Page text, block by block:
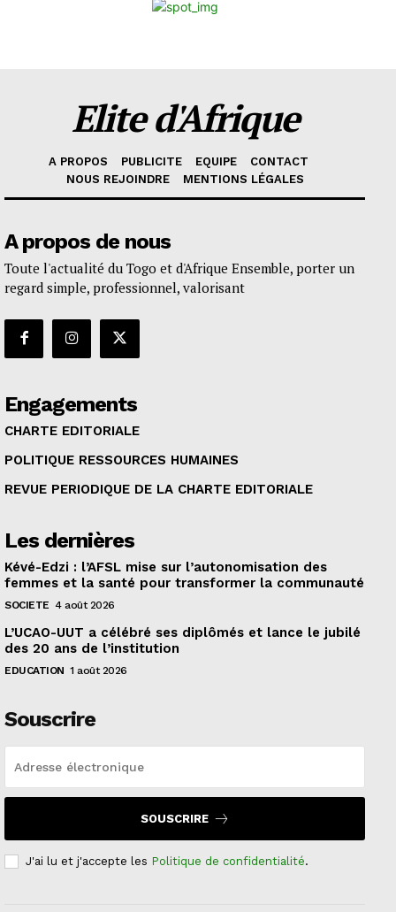
Elite d'Afrique
A PROPOS PUBLICITE EQUIPE
CONTACT
NOUS REJOINDRE
MENTIONS LÉGALES
A propos de nous
Toute l'actualité du Togo et d'Afrique Ensemble, porter un
regard simple, professionnel, valorisant
Engagements
CHARTE EDITORIALE
POLITIQUE RESSOURCES HUMAINES
REVUE PERIODIQUE DE LA CHARTE EDITORIALE
Les dernières
Kévé-Edzi : l’AFSL mise sur l’autonomisation des
femmes et la santé pour transformer la communauté
SOCIETE 4 août 2026
L’UCAO-UUT a célébré ses diplômés et lance le jubilé
des 20 ans de l’institution
EDUCATION 1 août 2026
Souscrire
SOUSCRIRE
J'ai lu et j'accepte les Politique de confidentialité.